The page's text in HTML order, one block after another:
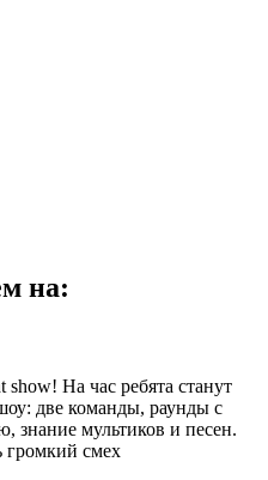
на:
На час ребята станут
две команды, раунды с
знание мультиков и песен.
громкий смех